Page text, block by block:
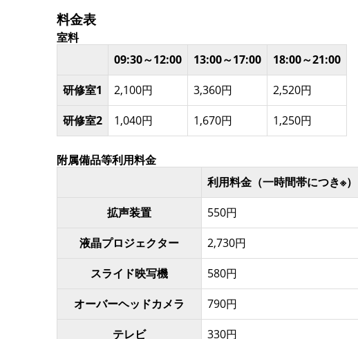
料金表
室料
09:30～12:00
13:00～17:00
18:00～21:00
研修室1
2,100円 3,360円
2,520円
研修室2
1,040円 1,670円 1,250円
附属備品等利用料金
利用料金（一時間帯につき※）
拡声装置
550円
液晶プロジェクター
2,730円
スライド映写機
580円
オーバーヘッドカメラ
790円
テレビ
330円